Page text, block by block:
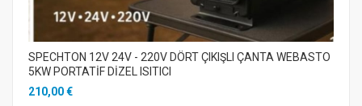
SPECHTON 12V 24V - 220V DÖRT ÇIKIŞLI ÇANTA WEBASTO
5KW PORTATİF DİZEL ISITICI
210,00 €